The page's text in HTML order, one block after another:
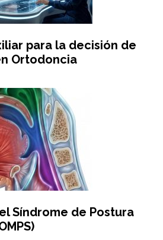
para la decisión de
Ortodoncia
Síndrome de Postura